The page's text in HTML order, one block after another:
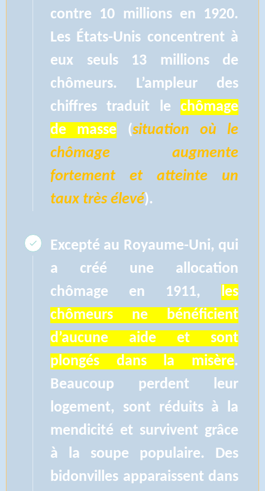
contre 10 millions en 1920.
Les États-Unis concentrent à
eux seuls 13 millions de
chômeurs. L’ampleur des
chiffres traduit le chômage
de masse (situation où le
chômage augmente
fortement et atteinte un
taux très élevé).
Excepté au Royaume-Uni, qui
a créé une allocation
chômage en 1911, les
chômeurs ne bénéficient
d’aucune aide et sont
plongés dans la misère.
Beaucoup perdent leur
logement, sont réduits à la
mendicité et survivent grâce
à la soupe populaire. Des
bidonvilles apparaissent dans